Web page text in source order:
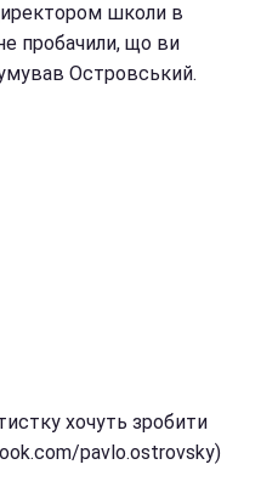
школи в
пробачили, що ви
Островський.
хочуть зробити
pavlo.ostrovsky)